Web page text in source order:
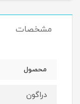
مشخصات
محصول
دراگون